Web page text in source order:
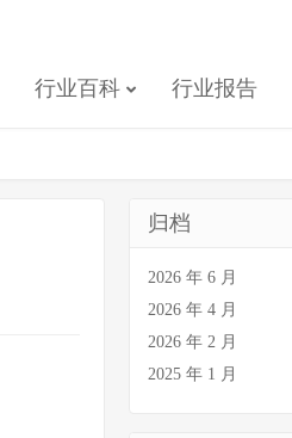
行业百科 行业报告
归档
2026 年 6 月
2026 年 4 月
2026 年 2 月
2025 年 1 月